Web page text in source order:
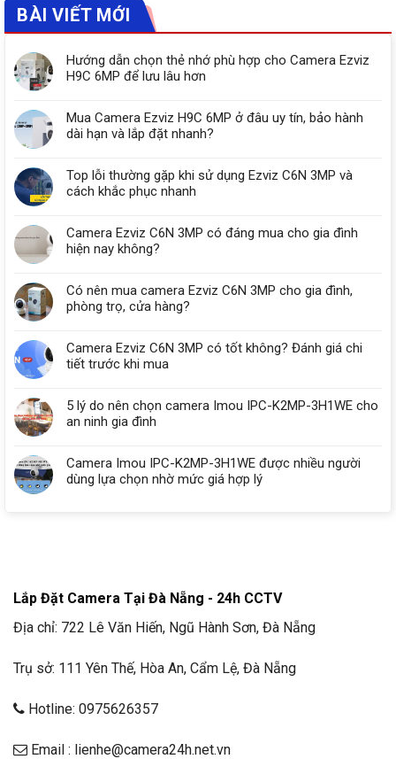
BÀI VIẾT MỚI
Hướng dẫn chọn thẻ nhớ phù hợp cho Camera Ezviz
H9C 6MP để lưu lâu hơn
Mua Camera Ezviz H9C 6MP ở đâu uy tín, bảo hành
dài hạn và lắp đặt nhanh?
Top lỗi thường gặp khi sử dụng Ezviz C6N 3MP và
cách khắc phục nhanh
Camera Ezviz C6N 3MP có đáng mua cho gia đình
hiện nay không?
Có nên mua camera Ezviz C6N 3MP cho gia đình,
phòng trọ, cửa hàng?
Camera Ezviz C6N 3MP có tốt không? Đánh giá chi
tiết trước khi mua
5 lý do nên chọn camera Imou IPC-K2MP-3H1WE cho
an ninh gia đình
Camera Imou IPC-K2MP-3H1WE được nhiều người
dùng lựa chọn nhờ mức giá hợp lý
Lắp Đặt Camera Tại Đà Nẵng - 24h CCTV
Địa chỉ: 722 Lê Văn Hiến, Ngũ Hành Sơn, Đà Nẵng
Trụ sở: 111 Yên Thế, Hòa An, Cẩm Lệ, Đà Nẵng
Hotline: 0975626357
Email : lienhe@camera24h.net.vn